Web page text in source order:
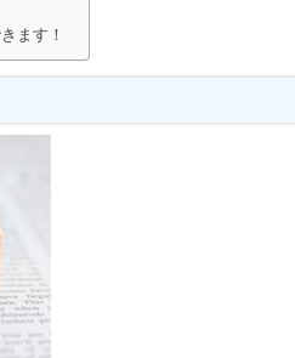
ます！